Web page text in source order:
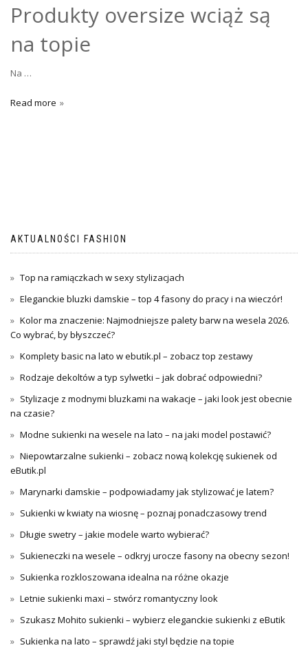
Produkty oversize wciąż są
na topie
Na …
Read more
AKTUALNOŚCI FASHION
Top na ramiączkach w sexy stylizacjach
Eleganckie bluzki damskie – top 4 fasony do pracy i na wieczór!
Kolor ma znaczenie: Najmodniejsze palety barw na wesela 2026.
Co wybrać, by błyszczeć?
Komplety basic na lato w ebutik.pl – zobacz top zestawy
Rodzaje dekoltów a typ sylwetki – jak dobrać odpowiedni?
Stylizacje z modnymi bluzkami na wakacje – jaki look jest obecnie
na czasie?
Modne sukienki na wesele na lato – na jaki model postawić?
Niepowtarzalne sukienki – zobacz nową kolekcję sukienek od
eButik.pl
Marynarki damskie – podpowiadamy jak stylizować je latem?
Sukienki w kwiaty na wiosnę – poznaj ponadczasowy trend
Długie swetry – jakie modele warto wybierać?
Sukieneczki na wesele – odkryj urocze fasony na obecny sezon!
Sukienka rozkloszowana idealna na różne okazje
Letnie sukienki maxi – stwórz romantyczny look
Szukasz Mohito sukienki – wybierz eleganckie sukienki z eButik
Sukienka na lato – sprawdź jaki styl będzie na topie